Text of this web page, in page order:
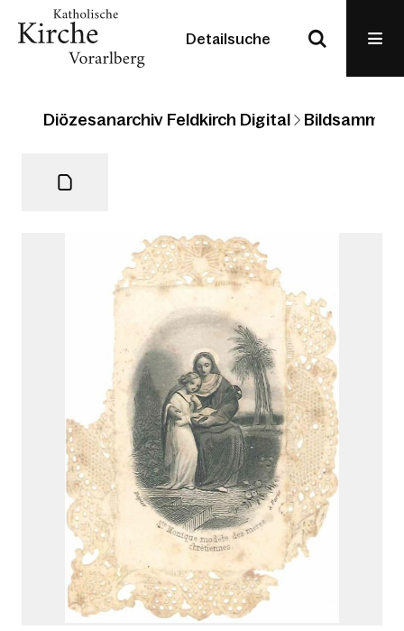
Detailsuche
Diözesanarchiv Feldkirch Digital